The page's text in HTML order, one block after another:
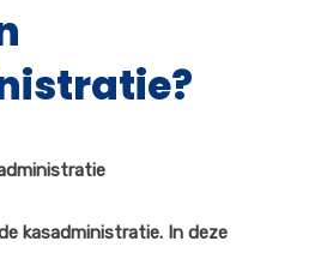
kasadministratie. In deze